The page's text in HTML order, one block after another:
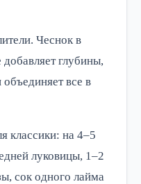
Чеснок в
глубины,
объединяет все в
классики: на 4–5
луковицы, 1–2
сок одного лайма